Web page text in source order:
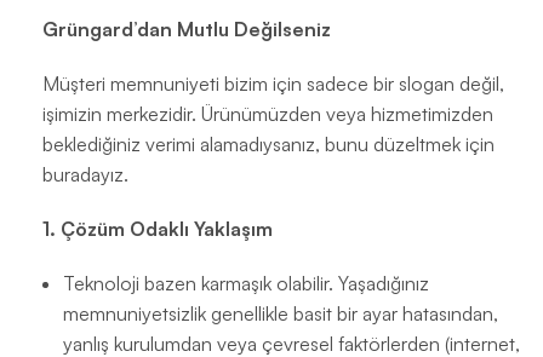
Grüngard’dan Mutlu Değilseniz
Müşteri memnuniyeti bizim için sadece bir slogan değil,
işimizin merkezidir. Ürünümüzden veya hizmetimizden
beklediğiniz verimi alamadıysanız, bunu düzeltmek için
buradayız.
1. Çözüm Odaklı Yaklaşım
Teknoloji bazen karmaşık olabilir. Yaşadığınız
memnuniyetsizlik genellikle basit bir ayar hatasından,
yanlış kurulumdan veya çevresel faktörlerden (internet,